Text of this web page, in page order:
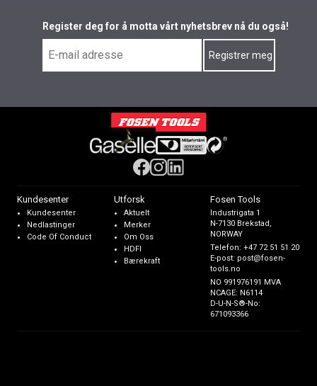
Register deg for å motta vårt nyhetsbrev nå du også!
Kundesenter
Kundesenter
Nedlastinger
Code Of Conduct
Utforsk
Aktuelt
Merker
Om Oss
HDFI
Bærekraft
Fosen Tools
Industrigata 1
N-7130 Brekstad,
NORWAY
Telefon:+47 72 51 51 20
E-post: post@fosen-
tools.no
NO 991976191 MVA
NCAGE: N6114
D-U-N-S®-No:
671093366